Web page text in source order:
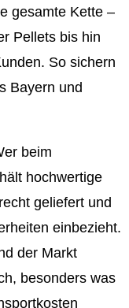
gesamte Kette –
Pellets bis hin
So sichern
Bayern und
beim
hochwertige
geliefert und
einbezieht.
der Markt
besonders was